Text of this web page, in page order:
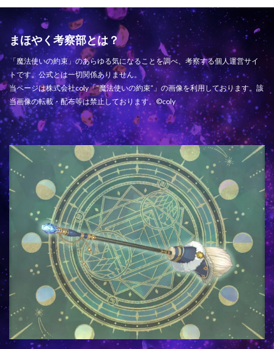
まほやく考察部とは？
「魔法使いの約束」のあらゆる気になることを調べ、考察する個人運営サイ
トです。公式とは一切関係ありません。
当ページは株式会社coly「”魔法使いの約束”」の画像を利用しております。該
当画像の転載・配布等は禁止しております。©coly